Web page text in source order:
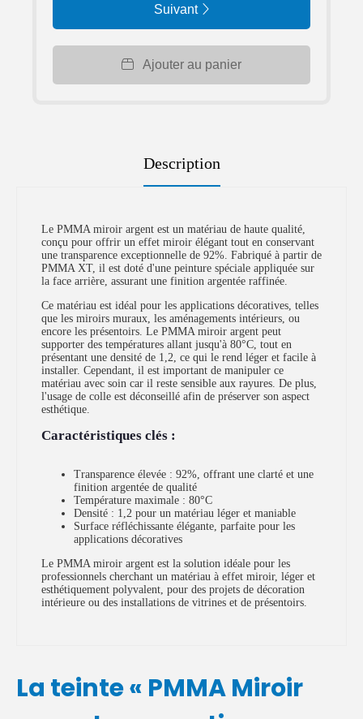
Suivant
Ajouter au panier
Description
Le PMMA miroir argent est un matériau de haute qualité,
conçu pour offrir un effet miroir élégant tout en conservant
une transparence exceptionnelle de 92%. Fabriqué à partir de
PMMA XT, il est doté d'une peinture spéciale appliquée sur
la face arrière, assurant une finition argentée raffinée.
Ce matériau est idéal pour les applications décoratives, telles
que les miroirs muraux, les aménagements intérieurs, ou
encore les présentoirs. Le PMMA miroir argent peut
supporter des températures allant jusqu'à 80°C, tout en
présentant une densité de 1,2, ce qui le rend léger et facile à
installer. Cependant, il est important de manipuler ce
matériau avec soin car il reste sensible aux rayures. De plus,
l'usage de colle est déconseillé afin de préserver son aspect
esthétique.
Caractéristiques clés :
Transparence élevée : 92%, offrant une clarté et une
finition argentée de qualité
Température maximale : 80°C
Densité : 1,2 pour un matériau léger et maniable
Surface réfléchissante élégante, parfaite pour les
applications décoratives
Le PMMA miroir argent est la solution idéale pour les
professionnels cherchant un matériau à effet miroir, léger et
esthétiquement polyvalent, pour des projets de décoration
intérieure ou des installations de vitrines et de présentoirs.
La teinte « PMMA Miroir